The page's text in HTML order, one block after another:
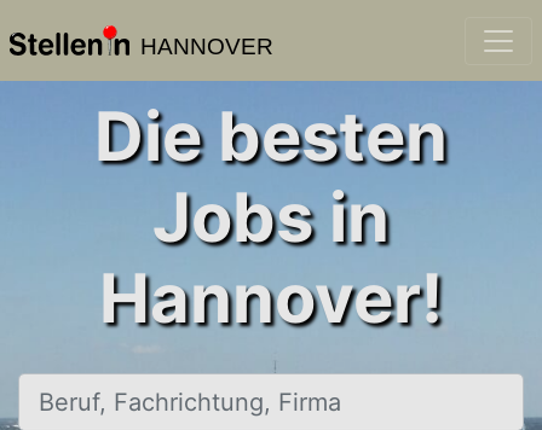
HANNOVER
Die besten
Jobs in
Hannover!
Beruf, Fachrichtung, Firma